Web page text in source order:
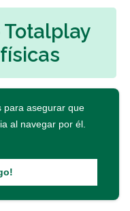
también
algunas
para asegurar que
al navegar por él.